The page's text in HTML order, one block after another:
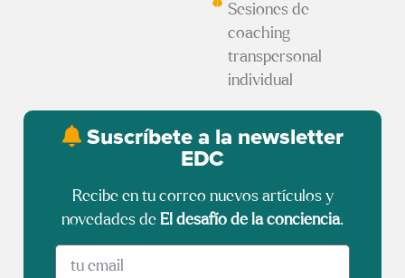
Sesiones de
coaching
transpersonal
individual
Suscríbete a la newsletter
EDC
Recibe en tu correo nuevos artículos y
novedades de El desafío de la conciencia.